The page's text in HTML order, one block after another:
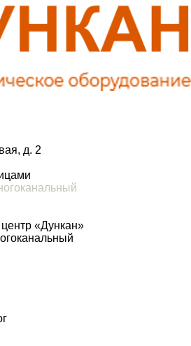
д. 2
«Дункан»